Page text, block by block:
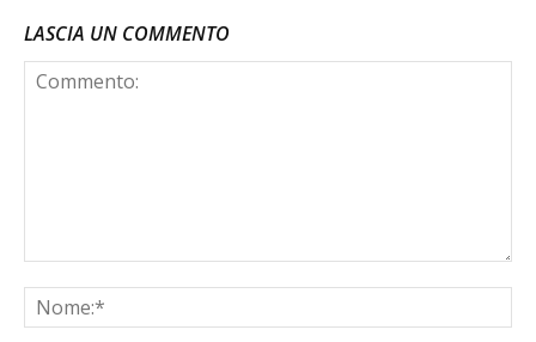
LASCIA UN COMMENTO